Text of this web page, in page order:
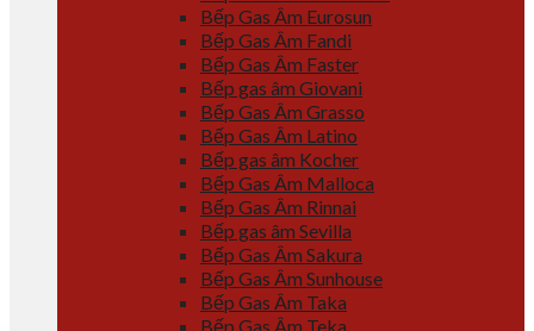
Bếp Gas Âm Eurosun
Bếp Gas Âm Fandi
Bếp Gas Âm Faster
Bếp gas âm Giovani
Bếp Gas Âm Grasso
Bếp Gas Âm Latino
Bếp gas âm Kocher
Bếp Gas Âm Malloca
Bếp Gas Âm Rinnai
Bếp gas âm Sevilla
Bếp Gas Âm Sakura
Bếp Gas Âm Sunhouse
Bếp Gas Âm Taka
Bếp Gas Âm Teka